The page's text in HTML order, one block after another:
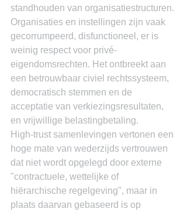
standhouden van organisatiestructuren.
Organisaties en instellingen zijn vaak
gecorrumpeerd, disfunctioneel, er is
weinig respect voor privé-
eigendomsrechten. Het ontbreekt aan
een betrouwbaar civiel rechtssysteem,
democratisch stemmen en de
acceptatie van verkiezingsresultaten,
en vrijwillige belastingbetaling.
High-trust samenlevingen vertonen een
hoge mate van wederzijds vertrouwen
dat niet wordt opgelegd door externe
"contractuele, wettelijke of
hiërarchische regelgeving", maar in
plaats daarvan gebaseerd is op